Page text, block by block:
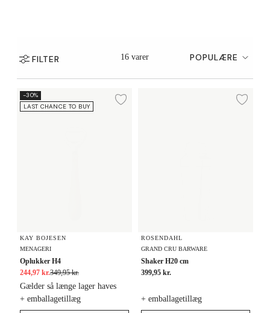
FILTER 16 varer POPULÆRE
Oplukker H4
-30%
LAST CHANCE TO BUY
Tilføj til ønskeliste
KAY BOJESEN
MENAGERI
Oplukker H4
244,97 kr.349,95 kr.
+ emballagetillæg
Gælder så længe lager haves
ROSENDAHL
GRAND CRU BARWARE
Shaker H20 cm
399,95 kr.
+ emballagetillæg